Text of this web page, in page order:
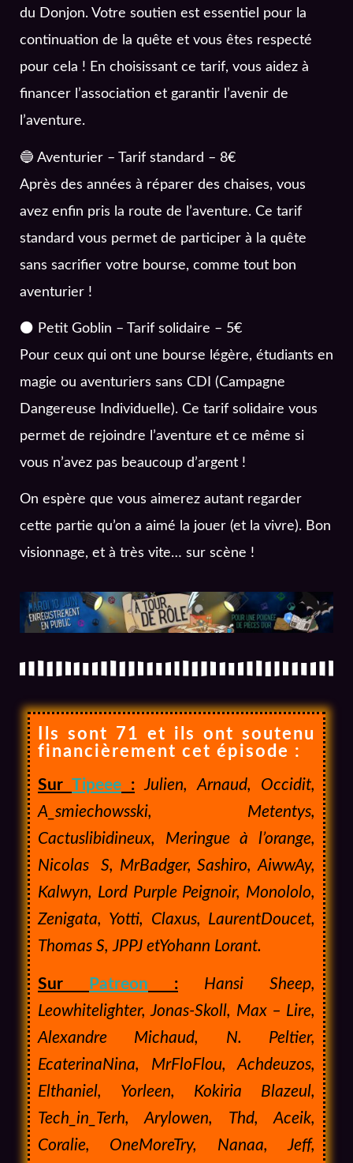
du Donjon. Votre soutien est essentiel pour la
continuation de la quête et vous êtes respecté
pour cela ! En choisissant ce tarif, vous aidez à
financer l’association et garantir l’avenir de
l’aventure.
🔵 Aventurier – Tarif standard – 8€
Après des années à réparer des chaises, vous
avez enfin pris la route de l’aventure. Ce tarif
standard vous permet de participer à la quête
sans sacrifier votre bourse, comme tout bon
aventurier !
⚫ Petit Goblin – Tarif solidaire – 5€
Pour ceux qui ont une bourse légère, étudiants en
magie ou aventuriers sans CDI (Campagne
Dangereuse Individuelle). Ce tarif solidaire vous
permet de rejoindre l’aventure et ce même si
vous n’avez pas beaucoup d’argent !
On espère que vous aimerez autant regarder
cette partie qu’on a aimé la jouer (et la vivre). Bon
visionnage, et à très vite… sur scène !
Ils sont 71 et ils ont soutenu
financièrement cet épisode :
Sur Tipeee : Julien, Arnaud, Occidit,
A_smiechowsski, Metentys,
Cactuslibidineux, Meringue à l’orange,
Nicolas S, MrBadger, Sashiro, AiwwAy,
Kalwyn, Lord Purple Peignoir, Monololo,
Zenigata, Yotti, Claxus, LaurentDoucet,
Thomas S, JPPJ etYohann Lorant.
Sur Patreon :
Hansi Sheep,
Leowhitelighter, Jonas-Skoll, Max – Lire,
Alexandre Michaud, N. Peltier,
EcaterinaNina, MrFloFlou, Achdeuzos,
Elthaniel, Yorleen, Kokiria Blazeul,
Tech_in_Terh, Arylowen, Thd, Aceik,
Coralie, OneMoreTry, Nanaa, Jeff,